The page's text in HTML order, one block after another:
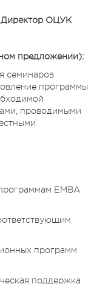
Директор ОЦУК
предложении):
семинаров
программы
проводимыми
ЕМВА
программ
поддержка